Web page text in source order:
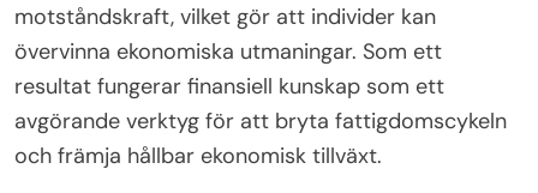
motståndskraft, vilket gör att individer kan
övervinna ekonomiska utmaningar. Som ett
resultat fungerar finansiell kunskap som ett
avgörande verktyg för att bryta fattigdomscykeln
och främja hållbar ekonomisk tillväxt.